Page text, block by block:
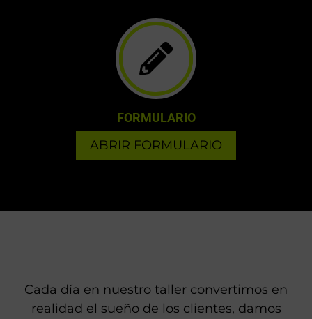
FORMULARIO
ABRIR FORMULARIO
Cada día en nuestro taller convertimos en
realidad el sueño de los clientes, damos